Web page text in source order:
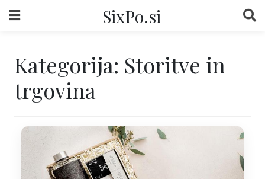
to
SixPo.si
Kategorija: Storitve in
trgovina